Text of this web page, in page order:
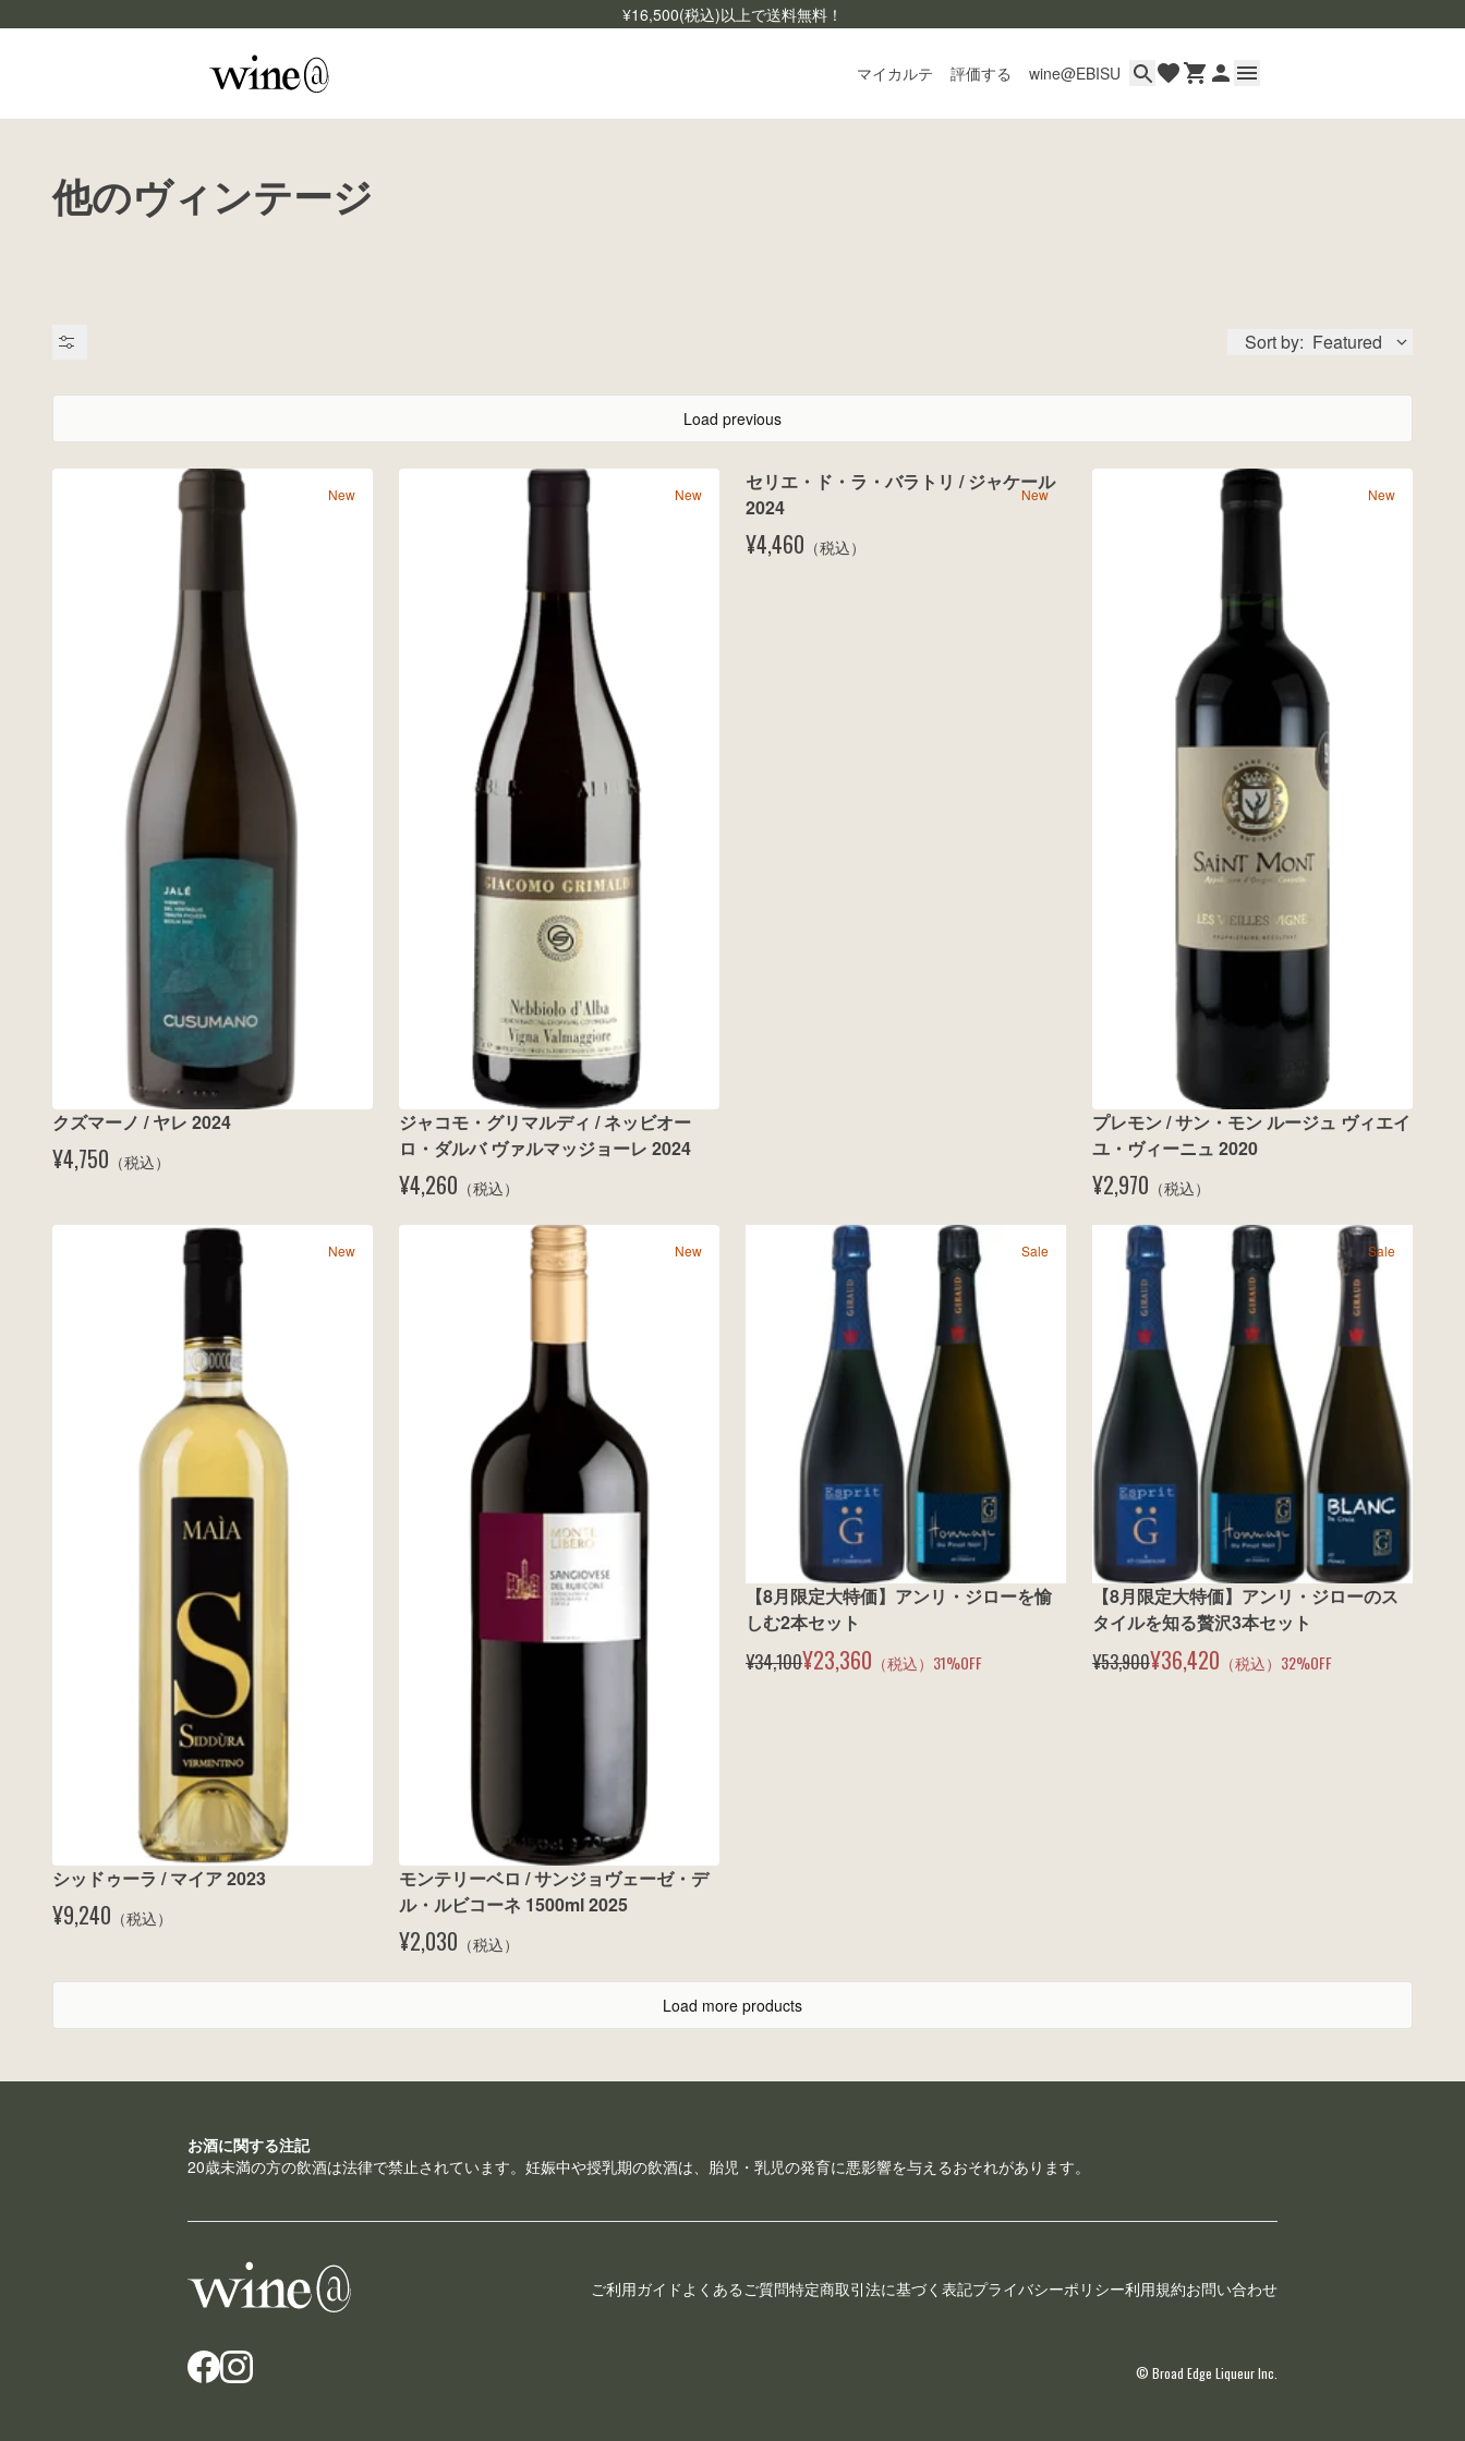
¥16,500(税込)以上で送料無料！
マイカルテ 評価する wine@EBISU
マイカルテ
他のヴィンテージ
Sort by: Featured
Load previous
New
クズマーノ / ヤレ 2024
¥4,750 （税込）
New
ジャコモ・グリマルディ / ネッビオー
ロ・ダルバ ヴァルマッジョーレ 2024
¥4,260 （税込）
New
セリエ・ド・ラ・バラトリ / ジャケール
2024
¥4,460 （税込）
New
プレモン / サン・モン ルージュ ヴィエイ
ユ・ヴィーニュ 2020
¥2,970 （税込）
New
シッドゥーラ / マイア 2023
¥9,240 （税込）
New
モンテリーベロ / サンジョヴェーゼ・デ
ル・ルビコーネ 1500ml 2025
¥2,030 （税込）
Sale
【8月限定大特価】アンリ・ジローを愉
しむ2本セット
¥34,100¥23,360 （税込） 31%OFF
Sale
【8月限定大特価】アンリ・ジローのス
タイルを知る贅沢3本セット
¥53,900¥36,420 （税込） 32%OFF
Load more products
お酒に関する注記
20歳未満の方の飲酒は法律で禁止されています。妊娠中や授乳期の飲酒は、胎児・乳児の発育に悪影響を与えるおそれがあります。
ご利用ガイド よくあるご質問特定商取引法に基づく表記プライバシーポリシー利用規約お問い合わせ
© Broad Edge Liqueur Inc.